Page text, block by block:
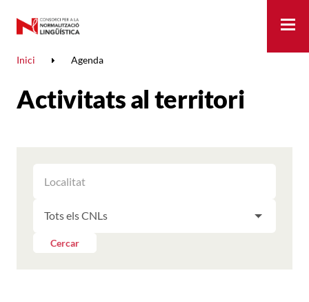
Inici Agenda
Activitats al territori
ELS
RESULTATS
LES
PER
LES
Cercar